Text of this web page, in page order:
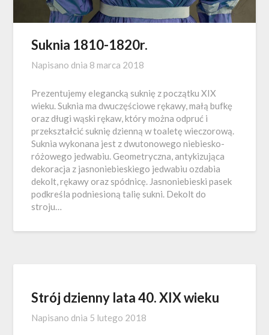
Suknia 1810-1820r.
Napisano dnia 8 marca 2018
Prezentujemy elegancką suknię z początku XIX
wieku. Suknia ma dwuczęściowe rękawy, małą bufkę
oraz długi wąski rękaw, który można odpruć i
przekształcić suknię dzienną w toaletę wieczorową.
Suknia wykonana jest z dwutonowego niebiesko-
różowego jedwabiu. Geometryczna, antykizująca
dekoracja z jasnoniebieskiego jedwabiu ozdabia
dekolt, rękawy oraz spódnicę. Jasnoniebieski pasek
podkreśla podniesioną talię sukni. Dekolt do
stroju…
Strój dzienny lata 40. XIX wieku
Napisano dnia 5 lutego 2018